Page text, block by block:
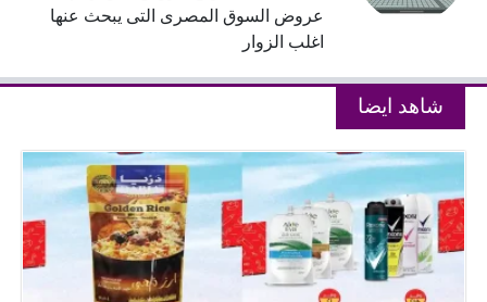
عروض السوق المصرى التى يبحث عنها
اغلب الزوار
شاهد ايضا